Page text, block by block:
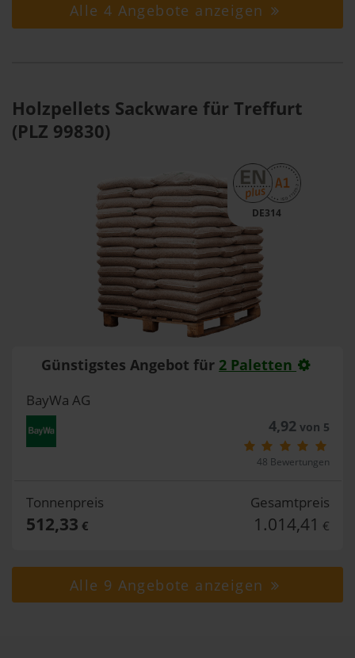
Alle 4 Angebote anzeigen
Holzpellets Sackware für Treffurt
(PLZ 99830)
DE314
Günstigstes Angebot für 2 Paletten
BayWa AG
4,92von 5
48 Bewertungen
Tonnenpreis
512,33 €
Gesamtpreis
1.014,41 €
Alle 9 Angebote anzeigen